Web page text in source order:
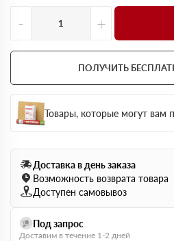
- +
ПОЛУЧИТЬ
Товары, которые могут вам
Доставка в день заказа
Возможность возврата товара
Доступен самовывоз
Под запрос
Доставим в течение 1-2 дней